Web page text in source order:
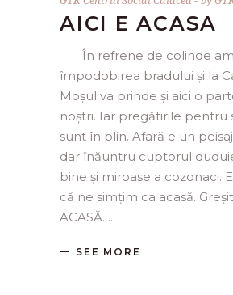
AICI E ACASA
În refrene de colinde
împodobirea bradului și la
Moșul va prinde și aici o
noștri. Iar pregătirile pentru
sunt în plin. Afară e un
dar înăuntru cuptorul
bine și miroase a cozonaci.
că ne simțim ca acasă.
ACASĂ.
SEE MORE